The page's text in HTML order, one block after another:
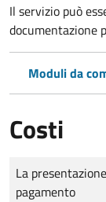
Il servizio può
documentazione
Moduli da
Costi
Tipo di pagamento
Importo
La
pagamento